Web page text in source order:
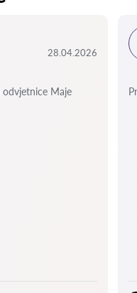
28.04.2026
odvjetnice Maje